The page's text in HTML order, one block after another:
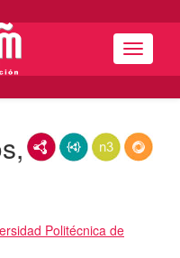
Menú
RDF/XMLJSON-LDN3/Turtle
Politécnica de